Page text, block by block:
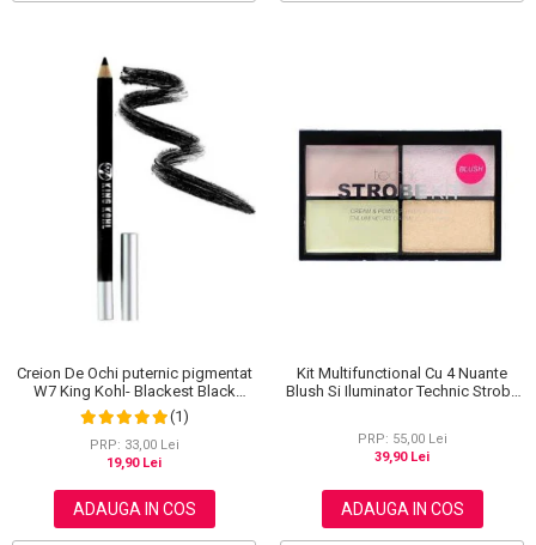
Creion De Ochi puternic pigmentat
W7 King Kohl- Blackest Black
(Negru) (1)
PRP: 33,00 Lei
19,90 Lei
ADAUGA IN COS
Kit Multifunctional Cu 4 Nuante
Blush Si Iluminator Technic Strobe
PRP: 55,00 Lei
39,90 Lei
ADAUGA IN COS